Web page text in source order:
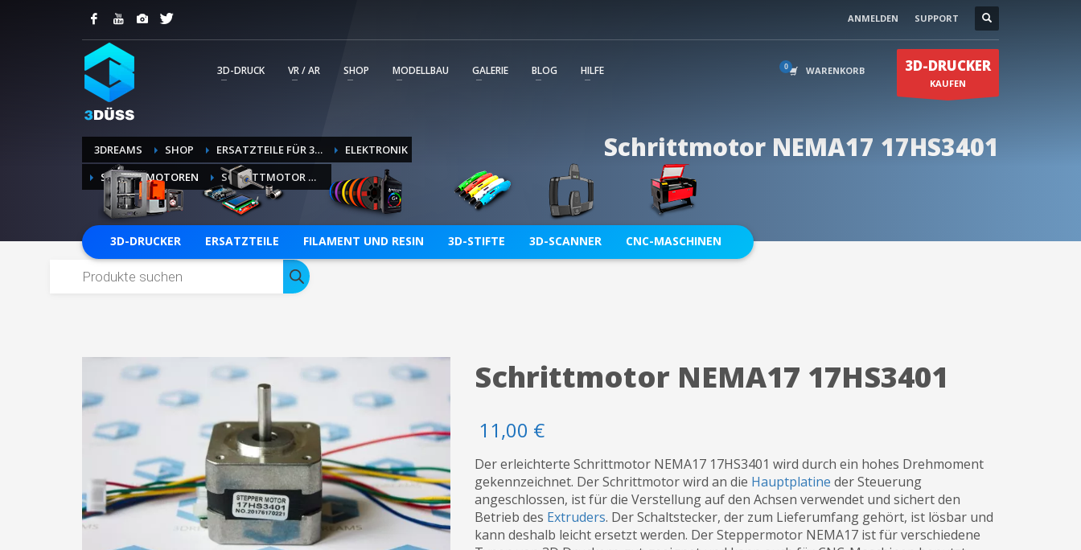
KUNDENSUPPORT
Ihre Kommunikation mit unserem Service Team wird unmittelbar mit Service Tickets unterstützt. Die
professionelle Abwicklung wird so transparent und Sie behalten immer den Überblick über alle von Ihnen
erstellten Tickets.
0174 59500 85
info@3duss.de
ANMELDEN SUPPORT
3D-DRUCK VR / AR SHOP MODELLBAU GALERIE BLOG HILFE WARENKORB 3D-DRUCKER
KAUFEN
3DREAMS SHOP ERSATZTEILE FÜR 3D-DRUCKER
ELEKTRONIK
SCHRITTMOTOREN
SCHRITTMOTOR NEMA17 17HS3401
Schrittmotor NEMA17 17HS3401
3D-DRUCKER ERSATZTEILE FILAMENT UND RESIN 3D-STIFTE 3D-SCANNER CNC-MASCHINEN
Products
search
Schrittmotor NEMA17 17HS3401
11,00 €
Der erleichterte Schrittmotor NEMA17 17HS3401 wird durch ein hohes Drehmoment
gekennzeichnet. Der Schrittmotor wird an die Hauptplatine der Steuerung
angeschlossen, ist für die Verstellung auf den Achsen verwendet und sichert den
Betrieb des Extruders. Der Schaltstecker, der zum Lieferumfang gehört, ist lösbar und
kann deshalb leicht ersetzt werden. Der Steppermotor NEMA17 ist für verschiedene